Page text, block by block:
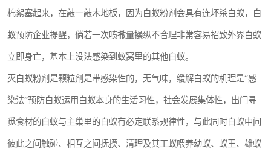
棉絮塞起来，在敲一敲木地板，因为白蚁粉剂会具有连坏杀白蚁，白
蚁预防企业提醒，倘若一次喷撒量操纵不合理非常容易招致外界白蚁
立即身亡，基本上没法感染到蚁窝里的其他白蚁。
灭白蚁粉剂是颗粒剂是带感染性的，无气味，缓解白蚁的机理是“感
染法”预防白蚁运用白蚁本身的生活习性，社会发展集体性，出门寻
觅食材的白蚁与主巢里的白蚁有必定联系规律性，与此同时白蚁中间
彼此之间触碰、相互之间抚摸、清理及其工蚁喂养幼蚁、蚁王、雄蚁